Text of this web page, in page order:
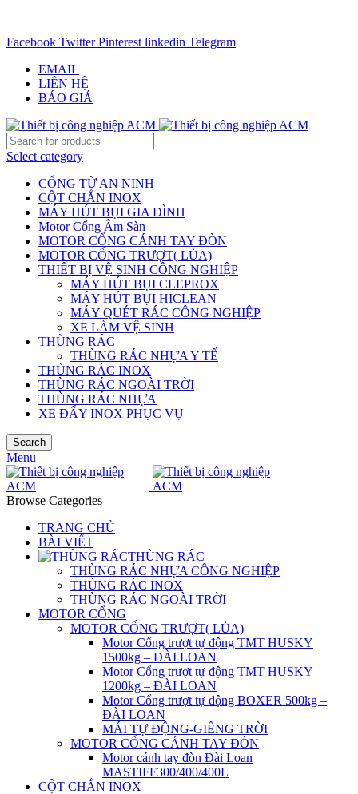
Facebook Twitter Pinterest linkedin Telegram
EMAIL
LIÊN HỆ
BÁO GIÁ
Select category
CỔNG TỪ AN NINH
CỘT CHẮN INOX
MÁY HÚT BỤI GIA ĐÌNH
Motor Cổng Âm Sàn
MOTOR CỔNG CÁNH TAY ĐÒN
MOTOR CỔNG TRƯỢT( LÙA)
THIẾT BỊ VỆ SINH CÔNG NGHIỆP
MÁY HÚT BỤI CLEPROX
MÁY HÚT BỤI HICLEAN
MÁY QUÉT RÁC CÔNG NGHIỆP
XE LÀM VỆ SINH
THÙNG RÁC
THÙNG RÁC NHỰA Y TẾ
THÙNG RÁC INOX
THÙNG RÁC NGOÀI TRỜI
THÙNG RÁC NHỰA
XE ĐẨY INOX PHỤC VỤ
Search
Menu
Browse Categories
TRANG CHỦ
BÀI VIẾT
THÙNG RÁC
THÙNG RÁC NHỰA CÔNG NGHIỆP
THÙNG RÁC INOX
THÙNG RÁC NGOÀI TRỜI
MOTOR CỔNG
MOTOR CỔNG TRƯỢT( LÙA)
Motor Cổng trượt tự động TMT HUSKY
1500kg – ĐÀI LOAN
Motor Cổng trượt tự động TMT HUSKY
1200kg – ĐÀI LOAN
Motor Cổng trượt tự động BOXER 500kg –
ĐÀI LOAN
MÁI TỰ ĐỘNG-GIẾNG TRỜI
MOTOR CỔNG CÁNH TAY ĐÒN
Motor cánh tay đòn Đài Loan
MASTIFF300/400/400L
CỘT CHẮN INOX